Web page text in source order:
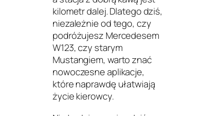
kilometr dalej. Dlatego dziś,
niezależnie od tego, czy
podróżujesz Mercedesem
W123, czy starym
Mustangiem, warto znać
nowoczesne aplikacje,
które naprawdę ułatwiają
życie kierowcy.